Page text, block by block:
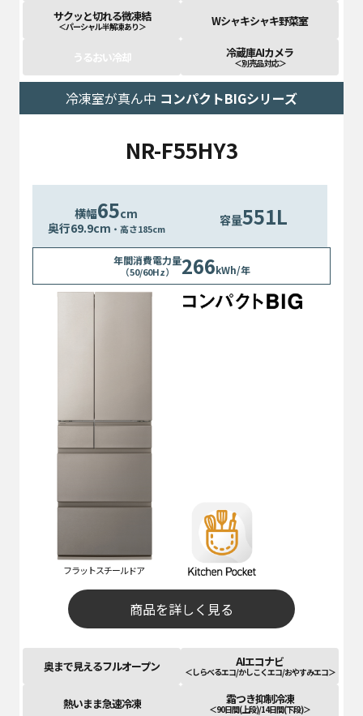
サクッと切れる微凍結
＜パーシャル半解凍あり＞ Wシャキシャキ野菜室
うるおい冷却 冷蔵庫AIカメラ
＜別売品 対応＞
冷凍室が真ん中 コンパクトBIGシリーズ
NR-F55HY3
横幅65cm
奥行69.9cm ・高さ185cm
容量551L
年間消費電力量
（50/60Hz） 266kWh/年
フラットスチールドア
商品を詳しく見る
奥まで見えるフルオープン AIエコナビ
＜しらべるエコ/かしこくエコ/おやすみエコ＞
熱いまま急速冷凍 霜つき抑制冷凍
＜90日間(上段)/14日間(下段)＞